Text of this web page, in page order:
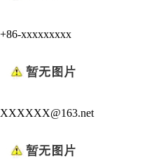
+86-xxxxxxxxx
XXXXXX@163.net